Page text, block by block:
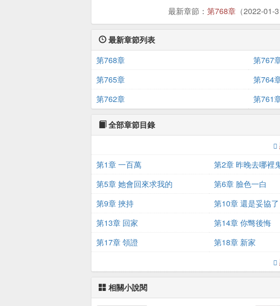
最新章節： 第768章（2022-01-
最新章節列表
第768章
第767
第765章
第764
第762章
第761
全部章節目錄
第1章 一百萬
第2章 昨晚去哪裡
第5章 她會回來求我的
第6章 臉色一白
第9章 挾持
第10章 還是妥協了
第13章 回家
第14章 你彆後悔
第17章 領證
第18章 新家
相關小說閱